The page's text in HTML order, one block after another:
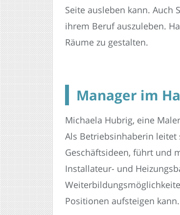
Seite ausleben kann. Auch
ihrem Beruf auszuleben.
Räume zu gestalten.
Manager im
Michaela Hubrig, eine
Als Betriebsinhaberin
Geschäftsideen, führt und
Installateur- und
Positionen aufsteigen kann.